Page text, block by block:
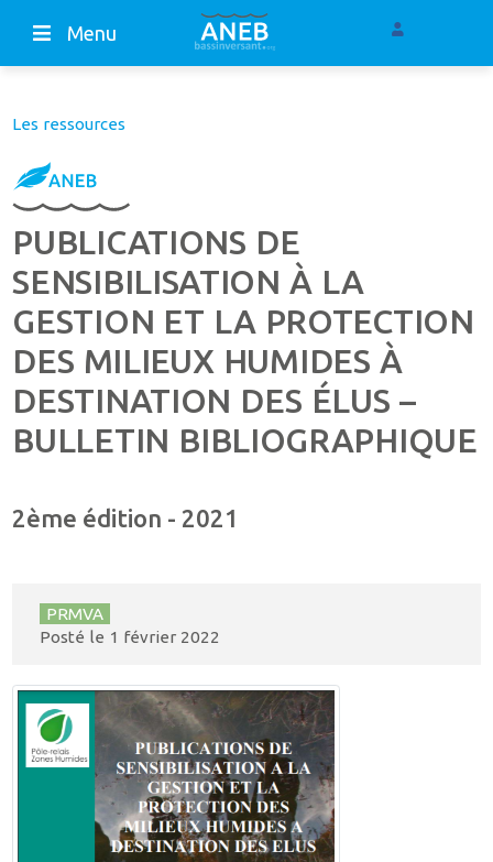
Menu
Les ressources
PUBLICATIONS DE
SENSIBILISATION À LA
GESTION ET LA PROTECTION
DES MILIEUX HUMIDES À
DESTINATION DES ÉLUS –
BULLETIN BIBLIOGRAPHIQUE
2ème édition - 2021
PRMVA
Posté le 1 février 2022